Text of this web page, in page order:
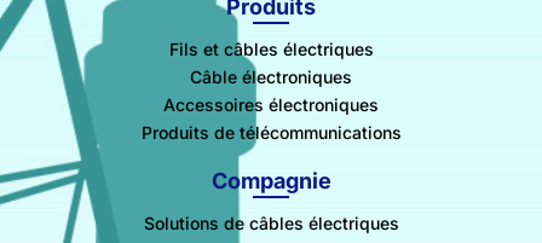
Produits
Fils et câbles électriques
Câble électroniques
Accessoires électroniques
Produits de télécommunications
Compagnie
Solutions de câbles électriques